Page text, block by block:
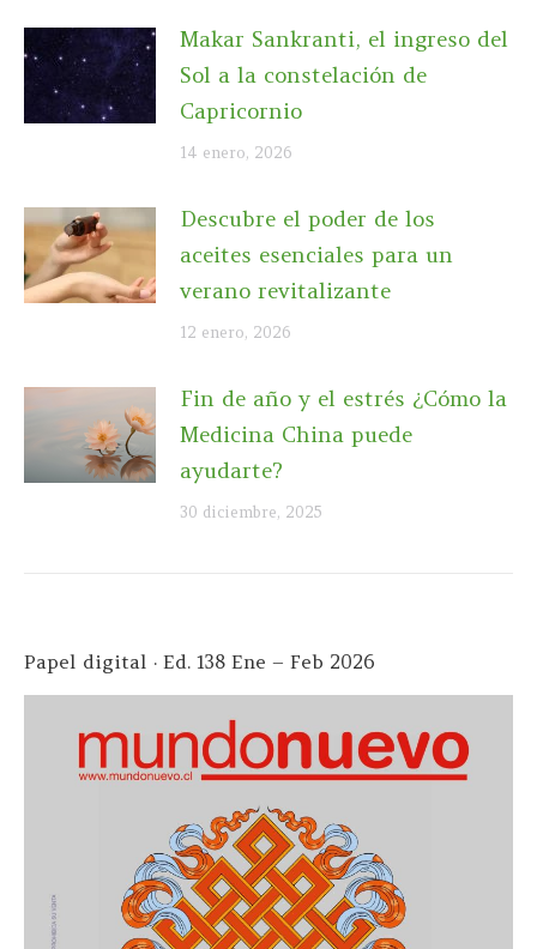
Makar Sankranti, el ingreso del
Sol a la constelación de
Capricornio
14 enero, 2026
Descubre el poder de los
aceites esenciales para un
verano revitalizante
12 enero, 2026
Fin de año y el estrés ¿Cómo la
Medicina China puede
ayudarte?
30 diciembre, 2025
Papel digital · Ed. 138 Ene – Feb 2026